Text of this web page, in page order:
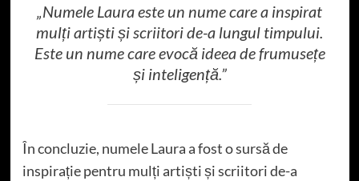
„Numele Laura este un nume care a inspirat
mulți artiști și scriitori de-a lungul timpului.
Este un nume care evocă ideea de frumusețe
și inteligență.”
În concluzie, numele Laura a fost o sursă de
inspirație pentru mulți artiști și scriitori de-a